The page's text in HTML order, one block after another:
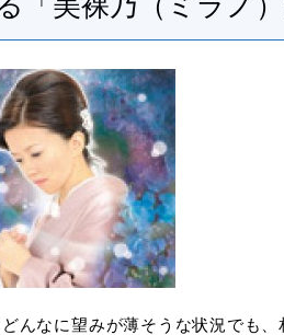
んなに望みが薄そうな状況でも